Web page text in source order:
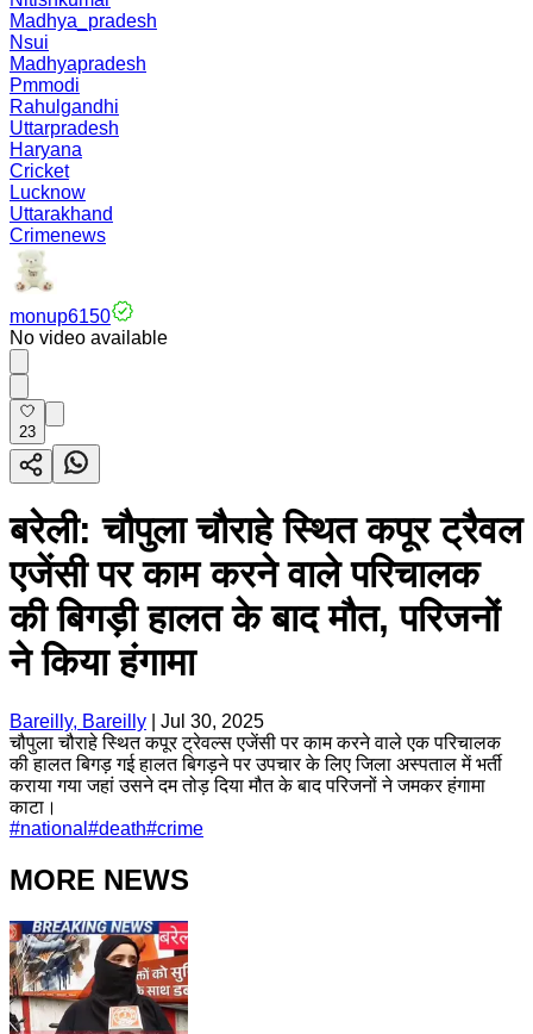
Madhya_pradesh
Nsui
Madhyapradesh
Pmmodi
Rahulgandhi
Uttarpradesh
Haryana
Cricket
Lucknow
Uttarakhand
Crimenews
monup6150
No video available
23
बरेली: चौपुला चौराहे स्थित कपूर ट्रैवल
एजेंसी पर काम करने वाले परिचालक
की बिगड़ी हालत के बाद मौत, परिजनों
ने किया हंगामा
Bareilly, Bareilly
Jul 30, 2025
चौपुला चौराहे स्थित कपूर ट्रेवल्स एजेंसी पर काम करने वाले एक परिचालक
की हालत बिगड़ गई हालत बिगड़ने पर उपचार के लिए जिला अस्पताल में भर्ती
कराया गया जहां उसने दम तोड़ दिया मौत के बाद परिजनों ने जमकर हंगामा
काटा।
#national #death#crime
MORE NEWS